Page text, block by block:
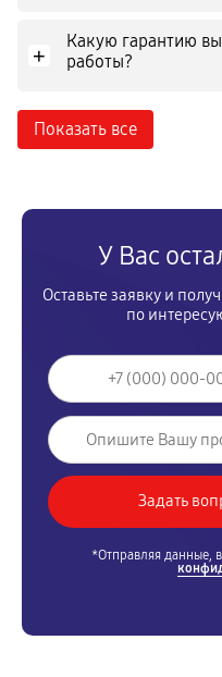
+
Какую гарантию
работы?
Показать все
У Вас
Оставьте заявку и
по
*Отправляя данные,